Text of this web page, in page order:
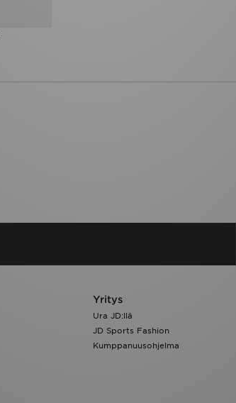
Yritys
Ura JD:llä
JD Sports Fashion
Kumppanuusohjelma